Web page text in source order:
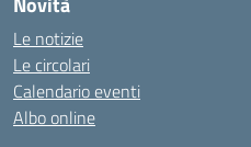
Le notizie
Le circolari
Calendario eventi
Albo online